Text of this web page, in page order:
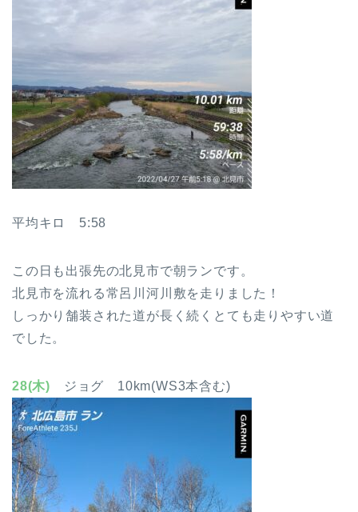
平均キロ 5:58
この日も出張先の北見市で朝ランです。
北見市を流れる常呂川河川敷を走りました！
しっかり舗装された道が長く続くとても走りやすい道
でした。
28(木) ジョグ 10km(WS3本含む)